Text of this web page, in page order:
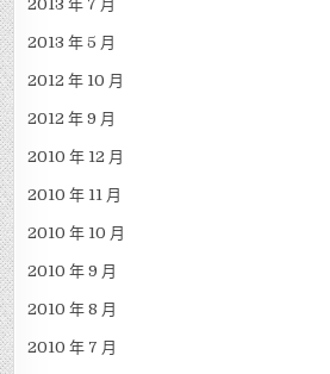
2013 年 7 月
2013 年 5 月
2012 年 10 月
2012 年 9 月
2010 年 12 月
2010 年 11 月
2010 年 10 月
2010 年 9 月
2010 年 8 月
2010 年 7 月